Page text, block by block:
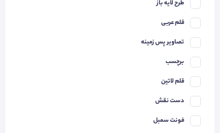
طرح لایه باز
قلم عربی
تصاویر پس زمینه
برچسب
قلم لاتین
دست نقش
فونت سمبل